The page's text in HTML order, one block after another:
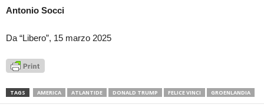
Antonio Socci
Da “Libero”, 15 marzo 2025
TAGS AMERICA ATLANTIDE DONALD TRUMP FELICE VINCI GROENLANDIA